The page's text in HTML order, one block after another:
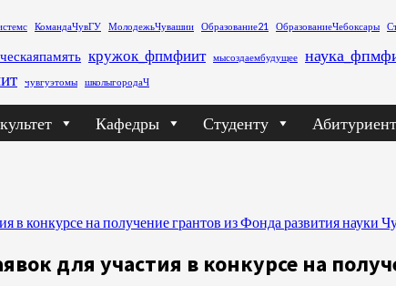
КомандаЧувГУ МолодежьЧувашии Образование21 ОбразованиеЧебоксары
кружок_фпмфиит мысоздаембудущее
чувгуэтомы школыгородаЧ
Кафедры Студенту
в конкурсе на получение грантов из Фонда развития науки
для участия в конкурсе на